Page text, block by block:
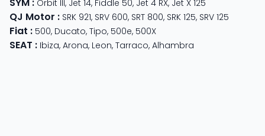
Orbit III, Jet 14, Fiddle 50, Jet 4 RX, Jet X 125
QJ Motor : SRK 921, SRV 600, SRT 800, SRK 125, SRV 125
Fiat : 500, Ducato, Tipo, 500e, 500X
SEAT : Ibiza, Arona, Leon, Tarraco, Alhambra